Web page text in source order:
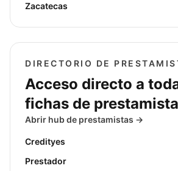
Zacatecas
DIRECTORIO DE
Acceso directo a
fichas de
Abrir hub de prestamistas →
Credityes
Prestador